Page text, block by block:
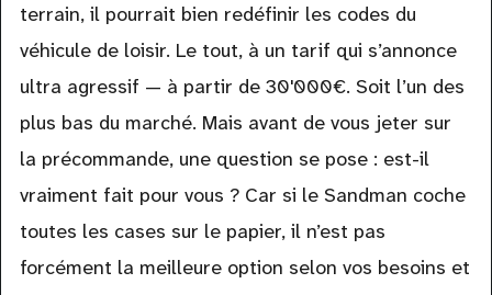
terrain, il pourrait bien redéfinir les codes du
véhicule de loisir. Le tout, à un tarif qui s’annonce
ultra agressif — à partir de 30'000€. Soit l’un des
plus bas du marché. Mais avant de vous jeter sur
la précommande, une question se pose : est-il
vraiment fait pour vous ? Car si le Sandman coche
toutes les cases sur le papier, il n’est pas
forcément la meilleure option selon vos besoins et